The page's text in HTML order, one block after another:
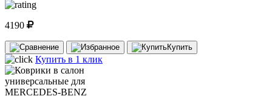
4190
Купить
Купить в 1 клик